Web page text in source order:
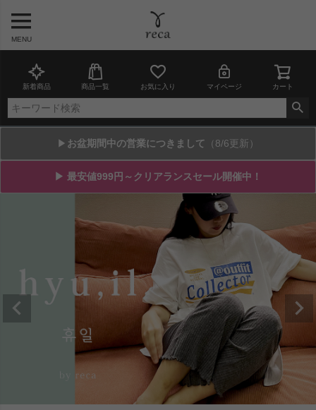
MENU
新着商品 商品一覧 お気に入り マイページ カート
▶ お盆期間中の営業につきまして （8/6更新）
▶ 最安値999円～クリアランスセール開催中！